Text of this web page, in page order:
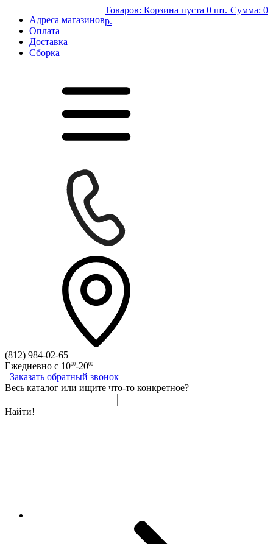
Адреса магазинов
Оплата
Доставка
Сборка
Товаров: Корзина пуста 0 шт. Сумма: 0
р.
(812) 984-02-65
Ежедневно с 1000-2000
Заказать обратный звонок
Весь каталог или ищите что-то конкретное?
Найти!